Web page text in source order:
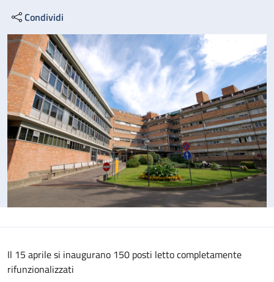
Condividi
Il 15 aprile si inaugurano 150 posti letto completamente
rifunzionalizzati